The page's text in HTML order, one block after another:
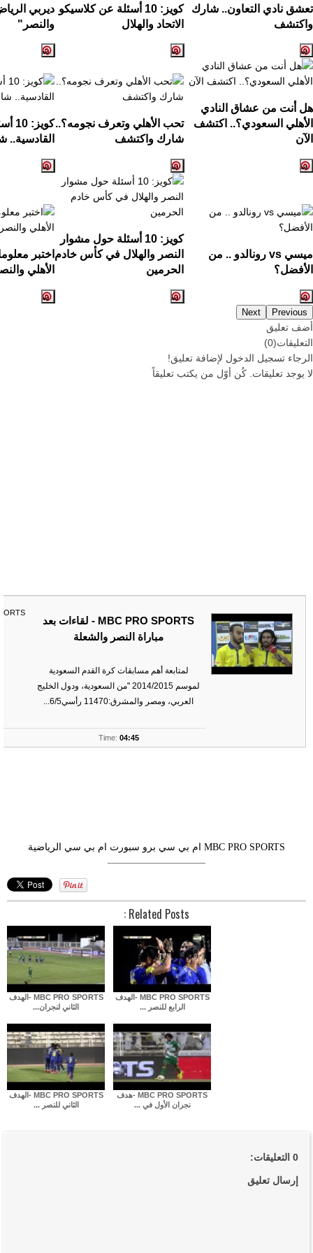
تعشق نادي التعاون.. شارك
واكتشف
كويز: 10 أسئلة عن كلاسيكو
الاتحاد والهلال
ديربي
والنصر"
هل أنت من عشاق النادي
الأهلي السعودي؟.. اكتشف
الآن
تحب الأهلي وتعرف نجومه؟..
شارك واكتشف
القادسية..
ميسي vs رونالدو .. من
الأفضل؟
كويز: 10 أسئلة حول مشوار
النصر والهلال في كأس خادم
الحرمين
اختبر
الأهلي
Previous
Next
أضف تعليق
التعليقات(
0
)
الرجاء تسجيل الدخول لإضافة تعليق!
لا يوجد تعليقات. كُن أوّل من يكتب تعليقاً
MBC PRO SPORTS - لقاءات بعد
مباراة النصر والشعلة
لمتابعة أهم مسابقات كرة القدم السعودية
لموسم 2014/2015 "من السعودية، ودول الخليج
العربي، ومصر والمشرق:11470 رأسي6/5...
Time: 04:45
MBC PRO SPORTS ام بي سي برو سبورت ام بي سي الرياضية
––––––––––––––––––––
Related Posts :
MBC PRO SPORTS -الهدف
الثاني لنجران...
MBC PRO SPORTS -الهدف
الرابع للنصر ...
MBC PRO SPORTS -الهدف
الثاني للنصر ...
MBC PRO SPORTS -هدف
نجران الأول في ...
0 التعليقات:
إرسال تعليق